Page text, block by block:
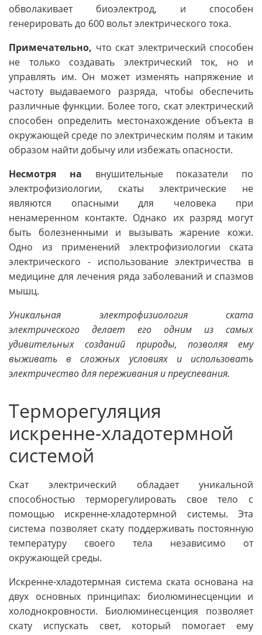
обволакивает биоэлектрод, и способен
генерировать до 600 вольт электрического тока.
Примечательно, что скат электрический способен
не только создавать электрический ток, но и
управлять им. Он может изменять напряжение и
частоту выдаваемого разряда, чтобы обеспечить
различные функции. Более того, скат электрический
способен определить местонахождение объекта в
окружающей среде по электрическим полям и таким
образом найти добычу или избежать опасности.
Несмотря на внушительные показатели по
электрофизиологии, скаты электрические не
являются опасными для человека при
ненамеренном контакте. Однако их разряд могут
быть болезненными и вызывать жарение кожи.
Одно из применений электрофизиологии ската
электрического - использование электричества в
медицине для лечения ряда заболеваний и спазмов
мышц.
Уникальная электрофизиология ската
электрического делает его одним из самых
удивительных созданий природы, позволяя ему
выживать в сложных условиях и использовать
электричество для переживания и преуспевания.
Терморегуляция
искренне-хладотермной
системой
Скат электрический обладает уникальной
способностью терморегулировать свое тело с
помощью искренне-хладотермной системы. Эта
система позволяет скату поддерживать постоянную
температуру своего тела независимо от
окружающей среды.
Искренне-хладотермная система ската основана на
двух основных принципах: биолюминесценции и
холоднокровности. Биолюминесценция позволяет
скату испускать свет, который помогает ему